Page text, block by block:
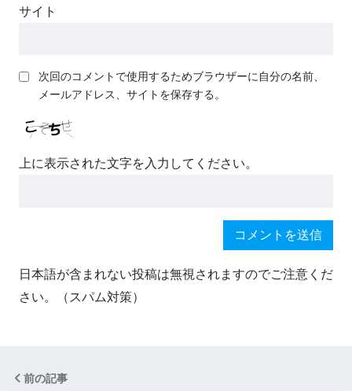
サイト
次回のコメントで使用するためブラウザーに自分の名前、
メールアドレス、サイトを保存する。
上に表示された文字を入力してください。
日本語が含まれない投稿は無視されますのでご注意くだ
さい。（スパム対策）
前の記事